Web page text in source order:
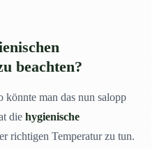
beachten?
könnte man das nun salopp
die hygienische
richtigen Temperatur zu tun.